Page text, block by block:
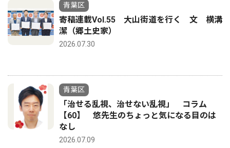
青葉区
寄稿連載Vol.55 大山街道を行く 文 横溝
潔（郷土史家）
2026.07.30
青葉区
「治せる乱視、治せない乱視」 コラム
【60】 悠先生のちょっと気になる目のは
なし
2026.07.09